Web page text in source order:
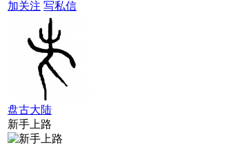
加关注 写私信
盘古大陆
新手上路